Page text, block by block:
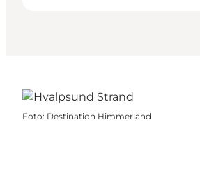
Foto: Destination Himmerland